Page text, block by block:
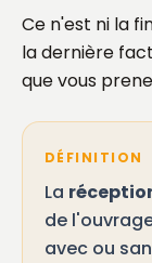
Ce n'est ni la
la dernière
que vous
DÉFINITION
La
de
avec ou